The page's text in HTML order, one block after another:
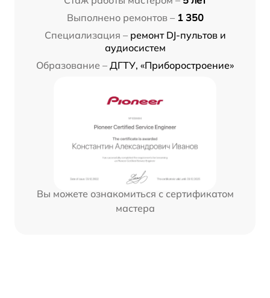
Выполнено ремонтов – 1 350
Специализация – ремонт DJ-пультов и
аудиосистем
Образование – ДГТУ, «Приборостроение»
Вы можете ознакомиться с сертификатом
мастера